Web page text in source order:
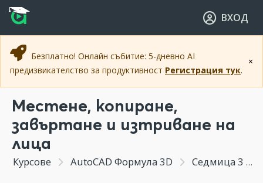
Прескочи към основното съдържание
Прескочи към навигацията
ВХОД
×
Безплатно! Онлайн събитие: 5-дневно AI
предизвикателство за продуктивност Регистрация тук.
Местене, копиране,
завъртане и изтриване на
лица
Курсове AutoCAD Формула 3D Седмица 3 - Модифициране на солиди